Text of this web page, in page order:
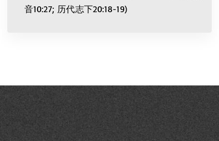
音10:27; 历代志下20:18-19)